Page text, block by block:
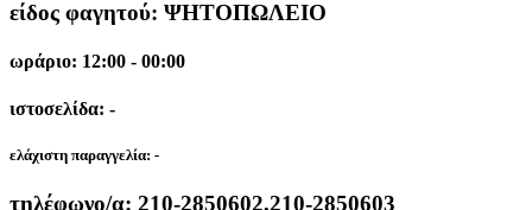
είδος φαγητού: ΨΗΤΟΠΩΛΕΙΟ
ωράριο: 12:00 - 00:00
ιστοσελίδα: -
ελάχιστη παραγγελία: -
τηλέφωνο/α: 210-2850602,210-2850603